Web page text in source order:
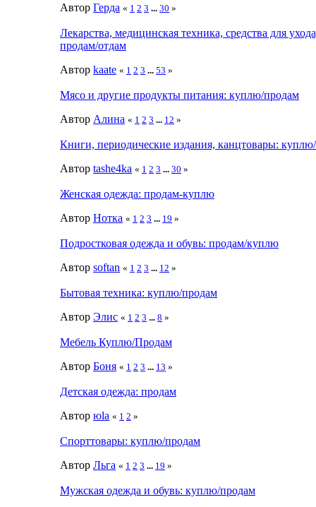
Автор Герда « 1 2 3 ... 30 »
Лекарства, медицинская техника, средства для
продам/отдам
Автор kaate « 1 2 3 ... 53 »
Мясо и другие продукты питания: куплю/продам
Автор Алина « 1 2 3 ... 12 »
Книги, периодические издания, канцтовары:
Автор tashe4ka « 1 2 3 ... 30 »
Женская одежда: продам-куплю
Автор Нотка « 1 2 3 ... 19 »
Подростковая одежда и обувь: продам/куплю
Автор softan « 1 2 3 ... 12 »
Бытовая техника: куплю/продам
Автор Элис « 1 2 3 ... 8 »
Мебель Куплю/Продам
Автор Боня « 1 2 3 ... 13 »
Детская одежда: продам
Автор юla « 1 2 »
Спорттовары: куплю/продам
Автор Льга « 1 2 3 ... 19 »
Мужская одежда и обувь: куплю/продам